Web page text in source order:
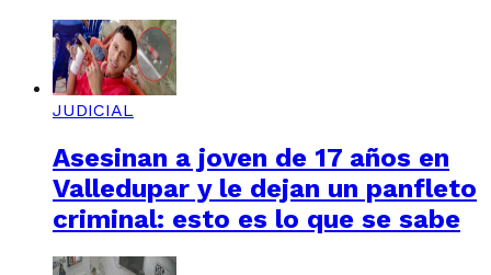
JUDICIAL
Asesinan a joven de 17 años en
Valledupar y le dejan un panfleto
criminal: esto es lo que se sabe